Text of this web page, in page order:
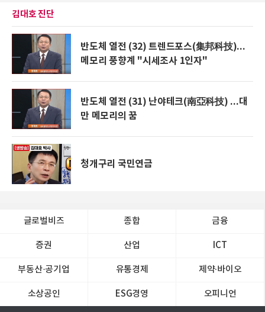
김대호 진단
반도체 열전 (32) 트렌드포스(集邦科技)...
메모리 풍향계 "시세조사 1인자"
반도체 열전 (31) 난야테크(南亞科技) ...대
만 메모리의 꿈
청개구리 국민연금
글로벌비즈 종합 금융
증권 산업 ICT
부동산·공기업 유통경제 제약∙바이오
소상공인 ESG경영 오피니언